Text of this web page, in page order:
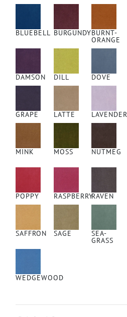
BLUEBELL BURGUNDYBURNT-
ORANGE
DAMSON DILL DOVE
GRAPE LATTE LAVENDER
MINK MOSS NUTMEG
POPPY RASPBERRYRAVEN
SAFFRON SAGE SEA-
GRASS
WEDGEWOOD